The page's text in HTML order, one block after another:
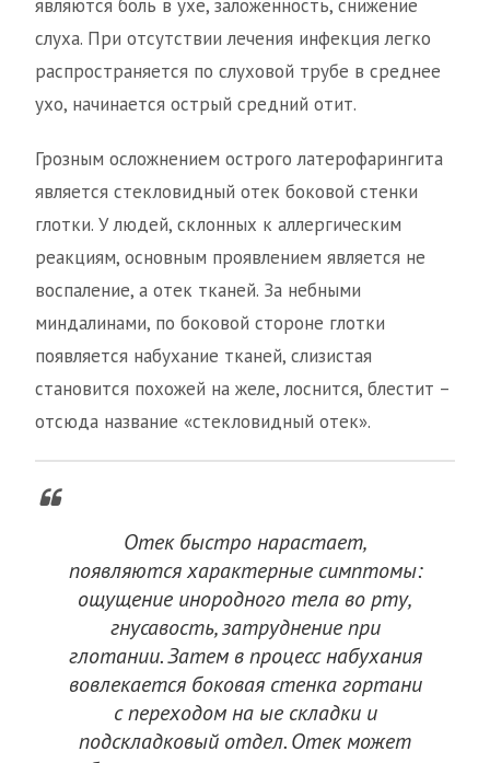
являются боль в ухе, заложенность, снижение
слуха. При отсутствии лечения инфекция легко
распространяется по слуховой трубе в среднее
ухо, начинается острый средний отит.
Грозным осложнением острого латерофарингита
является стекловидный отек боковой стенки
глотки. У людей, склонных к аллергическим
реакциям, основным проявлением является не
воспаление, а отек тканей. За небными
миндалинами, по боковой стороне глотки
появляется набухание тканей, слизистая
становится похожей на желе, лоснится, блестит –
отсюда название «стекловидный отек».
Отек быстро нарастает,
появляются характерные симптомы:
ощущение инородного тела во рту,
гнусавость, затруднение при
глотании. Затем в процесс набухания
вовлекается боковая стенка гортани
с переходом на ые складки и
подскладковый отдел. Отек может